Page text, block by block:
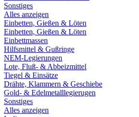
Sonstiges
Alles anzeigen
Einbetten, Gießen & Löten
Einbetten, Gießen & Löten
Einbettmassen
Hilfsmittel & Gußringe
NEM-Legierungen
Lote, Fluß- & Abbeizmittel
Tiegel & Einsätze
Drähte, Klammern & Geschiebe
Gold- & Edelmetalllegierugen
Sonstiges
Alles anzeigen